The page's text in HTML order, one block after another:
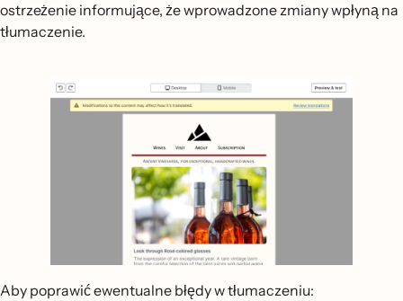
ostrzeżenie informujące, że wprowadzone zmiany wpłyną na
tłumaczenie.
Aby poprawić ewentualne błędy w tłumaczeniu: